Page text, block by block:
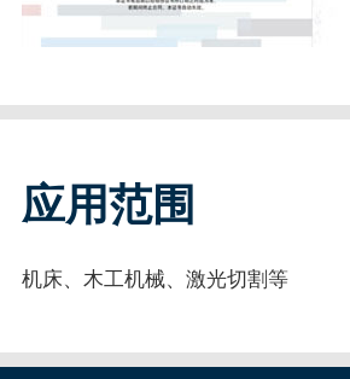
应用范围
机床、木工机械、激光切割等